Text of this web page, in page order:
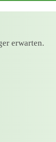
erwarten.